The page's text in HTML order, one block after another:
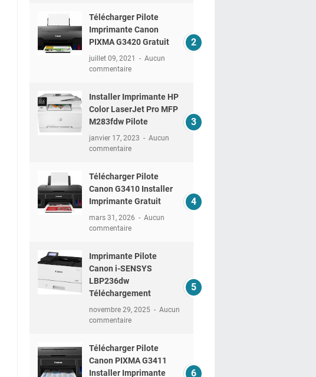
Télécharger Pilote
Imprimante Canon
PIXMA G3420 Gratuit
juillet 09, 2021
Aucun
commentaire
Installer Imprimante HP
Color LaserJet Pro MFP
M283fdw Pilote
janvier 17, 2023
Aucun
commentaire
Télécharger Pilote
Canon G3410 Installer
Imprimante Gratuit
mars 31, 2026
Aucun
commentaire
Imprimante Pilote
Canon i-SENSYS
LBP236dw
Téléchargement
novembre 29, 2025
Aucun
commentaire
Télécharger Pilote
Canon PIXMA G3411
Installer Imprimante